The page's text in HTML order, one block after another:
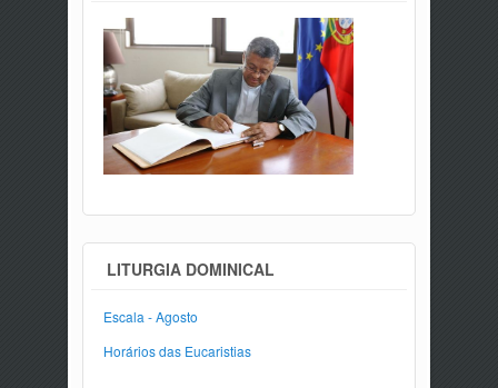
LITURGIA DOMINICAL
Escala - Agosto
Horários das Eucaristias